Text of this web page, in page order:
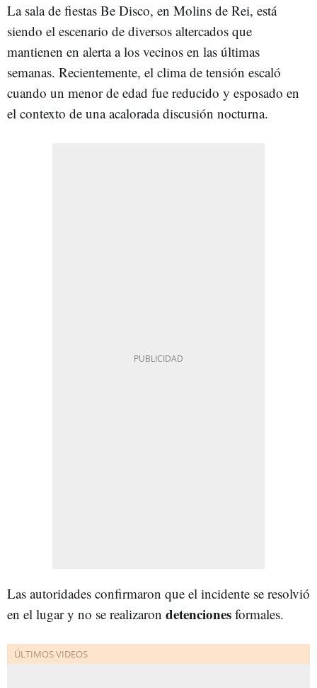
La sala de fiestas Be Disco, en Molins de Rei, está
siendo el escenario de diversos altercados que
mantienen en alerta a los vecinos en las últimas
semanas. Recientemente, el clima de tensión escaló
cuando un menor de edad fue reducido y esposado en
el contexto de una acalorada discusión nocturna.
Las autoridades confirmaron que el incidente se resolvió
en el lugar y no se realizaron detenciones formales.